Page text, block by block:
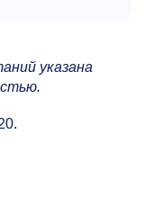
указана